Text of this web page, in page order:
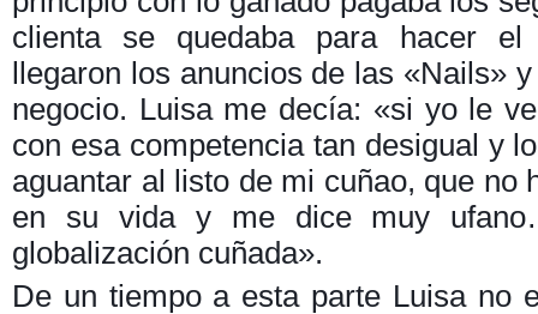
clienta se quedaba para hacer el
llegaron los anuncios de las «Nails»
negocio. Luisa me decía: «si yo le
con esa competencia tan desigual y
aguantar al listo de mi cuñao, que no
en su vida y me dice muy
globalización cuñada».
De un tiempo a esta parte Luisa no